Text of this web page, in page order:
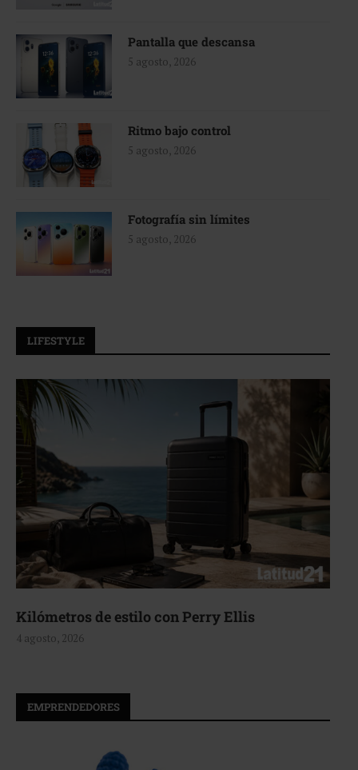
Pantalla que descansa
5 agosto, 2026
Ritmo bajo control
5 agosto, 2026
Fotografía sin límites
5 agosto, 2026
LIFESTYLE
Aerie, texturas que fluyen
4 agosto, 2026
EMPRENDEDORES